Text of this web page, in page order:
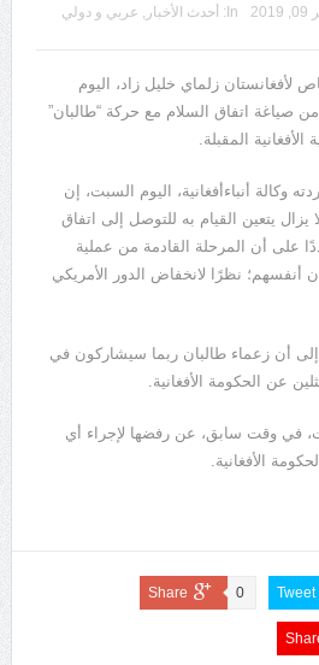
In: أحدث الأخبار
عربي و دولي
لأفغانستان زلماي خليل زاد، اليوم
صياغة اتفاق السلام مع حركة “طالبان”
المقبلة.
وكالة أنباءأفغانية، اليوم السبت، إن
يزال يتعين القيام به للتوصل إلى اتفاق
على أن المرحلة القادمة من عملية
أنفسهم؛ نظرًا لانخفاض الدور الأمريكي
إلى أن زعماء طالبان ربما سيشاركون في
عن الحكومة الأفغانية.
في وقت سابق، عن رفضها لإجراء أي
الأفغانية.
Tweet
Share 0